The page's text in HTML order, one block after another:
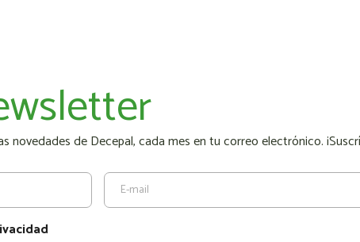
novedades de Decepal, cada mes en tu correo electrónico.